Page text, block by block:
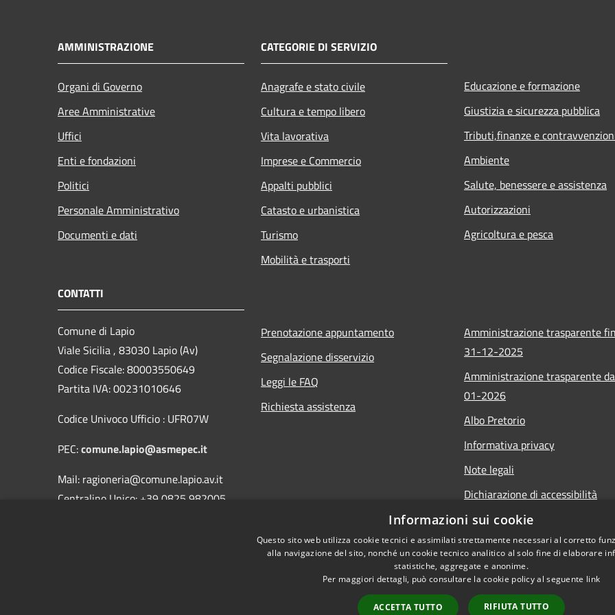
AMMINISTRAZIONE
Organi di Governo
Aree Amministrative
Uffici
Enti e fondazioni
Politici
Personale Amministrativo
Documenti e dati
CATEGORIE DI SERVIZIO
Anagrafe e stato civile
Cultura e tempo libero
Vita lavorativa
Imprese e Commercio
Appalti pubblici
Catasto e urbanistica
Turismo
Mobilità e trasporti
Educazione e formazione
Giustizia e sicurezza pubblica
Tributi,finanze e
Ambiente
Salute, benessere e assistenza
Autorizzazioni
Agricoltura e pesca
CONTATTI
Comune di Lapio
Viale Sicilia , 83030 Lapio (Av)
Codice Fiscale: 80003550649
Partita IVA: 00231010646
Codice Univoco Ufficio : UFR07W
PEC:comune.lapio@asmepec.it
Mail: ragioneria@comune.lapio.av.it
Centralino Unico: +39 0825 982005
Prenotazione appuntamento
Segnalazione disservizio
Leggi le FAQ
Richiesta assistenza
Amministrazione trasparente
31-12-2025
Amministrazione trasparente
01-2026
Albo Pretorio
Informativa privacy
Note legali
Dichiarazione di accessibilità
Copyright © 2026 •
Informazioni sui cookie
Questo sito web utilizza cookie tecnici e assimilati strettamente necessari al corretto
alla navigazione del sito, nonché un cookie tecnico analitico al solo fine di elaborare
statistiche, aggregate e anonime.
Per maggiori dettagli, può consultare la cookie policy al seguente link
ACCETTA TUTTO RIFIUTA TUTTO